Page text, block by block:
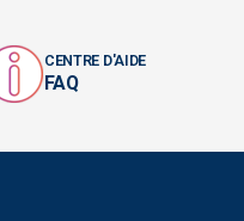
CENTRE D'AIDE
FAQ